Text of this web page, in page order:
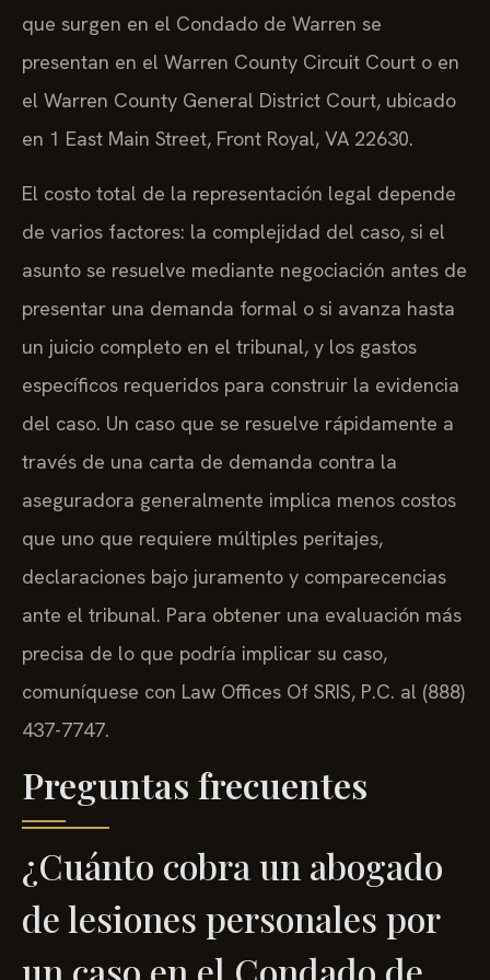
que surgen en el Condado de Warren se
presentan en el Warren County Circuit Court o en
el Warren County General District Court, ubicado
en 1 East Main Street, Front Royal, VA 22630.
El costo total de la representación legal depende
de varios factores: la complejidad del caso, si el
asunto se resuelve mediante negociación antes de
presentar una demanda formal o si avanza hasta
un juicio completo en el tribunal, y los gastos
específicos requeridos para construir la evidencia
del caso. Un caso que se resuelve rápidamente a
través de una carta de demanda contra la
aseguradora generalmente implica menos costos
que uno que requiere múltiples peritajes,
declaraciones bajo juramento y comparecencias
ante el tribunal. Para obtener una evaluación más
precisa de lo que podría implicar su caso,
comuníquese con Law Offices Of SRIS, P.C. al (888)
437-7747.
Preguntas frecuentes
¿Cuánto cobra un abogado
de lesiones personales por